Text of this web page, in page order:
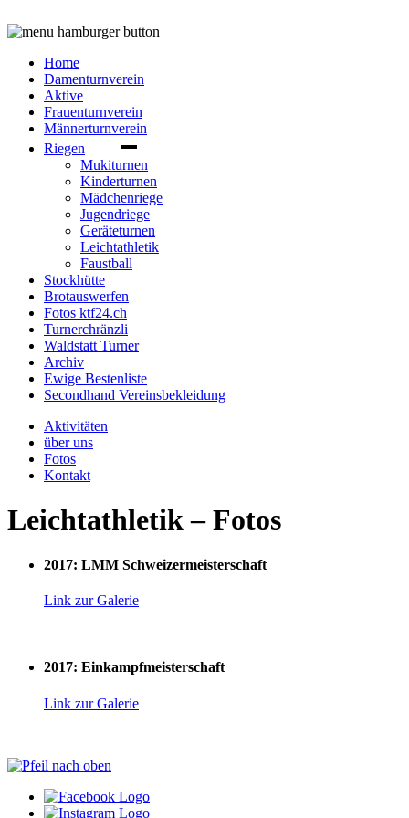
Home
Damenturnverein
Aktive
Frauenturnverein
Männerturnverein
Riegen
Mukiturnen
Kinderturnen
Mädchenriege
Jugendriege
Geräteturnen
Leichtathletik
Faustball
Stockhütte
Brotauswerfen
Fotos ktf24.ch
Turnerchränzli
Waldstatt Turner
Archiv
Ewige Bestenliste
Secondhand Vereinsbekleidung
Aktivitäten
über uns
Fotos
Kontakt
Leichtathletik – Fotos
2017: LMM Schweizermeisterschaft
Link zur Galerie
2017: Einkampfmeisterschaft
Link zur Galerie